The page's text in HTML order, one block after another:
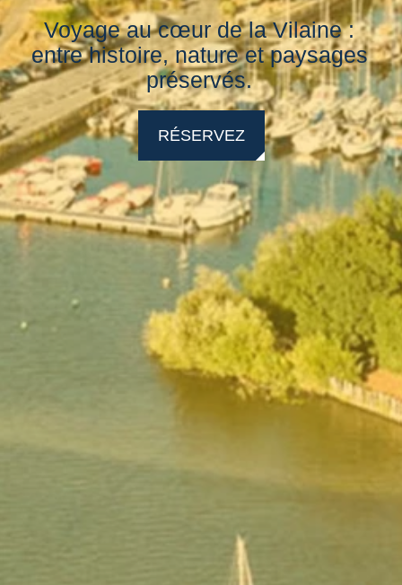
Voyage au cœur de la Vilaine :
entre histoire, nature et paysages
préservés.
RÉSERVEZ